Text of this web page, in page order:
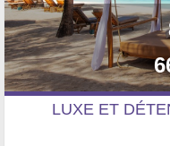
LUXE ET